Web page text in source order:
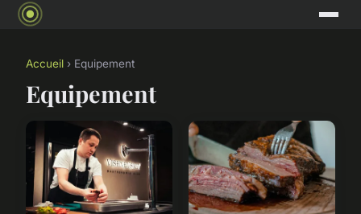
Accueil › Equipement
Equipement